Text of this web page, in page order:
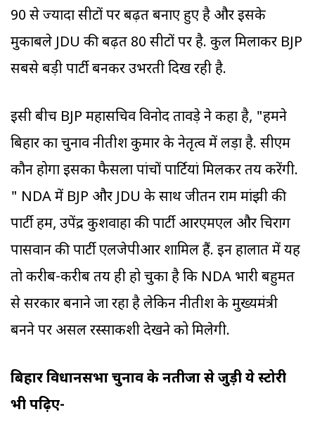
90 से ज्यादा सीटों पर बढ़त बनाए हुए है और इसके
मुकाबले JDU की बढ़त 80 सीटों पर है. कुल मिलाकर BJP
सबसे बड़ी पार्टी बनकर उभरती दिख रही है.
इसी बीच BJP महासचिव विनोद तावड़े ने कहा है, "हमने
बिहार का चुनाव नीतीश कुमार के नेतृत्व में लड़ा है. सीएम
कौन होगा इसका फैसला पांचों पार्टियां मिलकर तय करेंगी.
" NDA में BJP और JDU के साथ जीतन राम मांझी की
पार्टी हम, उपेंद्र कुशवाहा की पार्टी आरएमएल और चिराग
पासवान की पार्टी एलजेपीआर शामिल हैं. इन हालात में यह
तो करीब-करीब तय ही हो चुका है कि NDA भारी बहुमत
से सरकार बनाने जा रहा है लेकिन नीतीश के मुख्यमंत्री
बनने पर असल रस्साकशी देखने को मिलेगी.
बिहार विधानसभा चुनाव के नतीजों से जुड़ी ये स्टोरी
भी पढ़िए-